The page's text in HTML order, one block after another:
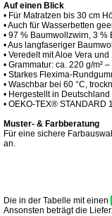
Auf einen Blick
• Für Matratzen bis 30 cm
• Auch für Wasserbetten
• 97 % Baumwollzwirn, 3 %
• Aus langfaseriger
• Veredelt mit Aloe Vera
• Grammatur: ca. 220 g/m²
• Starkes Flexima-
• Waschbar bei 60 °C,
• Hergestellt in Deutschland
• OEKO-TEX® STANDARD
Muster- & Farbberatung
Für eine sichere
an.
Die in der Tabelle mit einen
Ansonsten beträgt die